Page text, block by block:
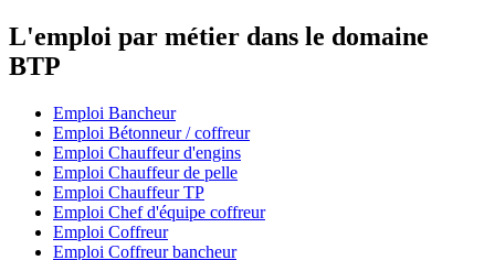
L'emploi par métier dans le domaine
BTP
Emploi Bancheur
Emploi Bétonneur / coffreur
Emploi Chauffeur d'engins
Emploi Chauffeur de pelle
Emploi Chauffeur TP
Emploi Chef d'équipe coffreur
Emploi Coffreur
Emploi Coffreur bancheur